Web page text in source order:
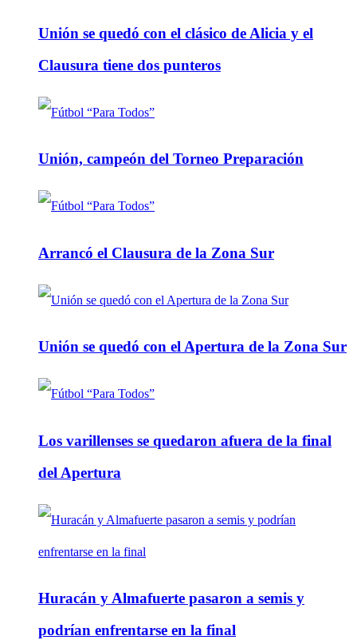
Unión se quedó con el clásico de Alicia y el
Clausura tiene dos punteros
Unión, campeón del Torneo Preparación
Arrancó el Clausura de la Zona Sur
Unión se quedó con el Apertura de la Zona Sur
Los varillenses se quedaron afuera de la final
del Apertura
Huracán y Almafuerte pasaron a semis y
podrían enfrentarse en la final